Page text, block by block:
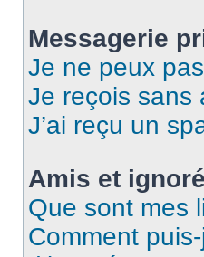
Messagerie
Je ne peux
Je reçois sans
J’ai reçu un
Amis et
Que sont mes
Comment